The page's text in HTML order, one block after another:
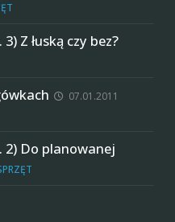
Z łuską czy bez?
07.01.2011
2) Do planowanej